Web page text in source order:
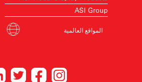
ASI Group
المواقع العالمية